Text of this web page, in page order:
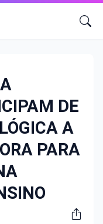
DE
A
PARA